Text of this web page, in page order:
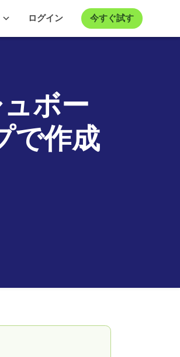
今すぐ試す
ログイン
ボー
で作成